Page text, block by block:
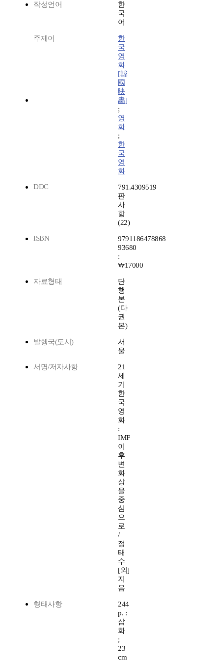
작성언어
한
국
어
주제어
한
국
영
화
[韓
國
映
畵]
;
영
화
;
한
국
영
화
DDC
791.4309519
판
사
항
(22)
ISBN
9791186478868
93680
:
₩17000
자료형태
단
행
본
(다
권
본)
발행국(도시)
서
울
서명/저자사항
21
세
기
한
국
영
화
:
IMF
이
후
변
화
상
을
중
심
으
로
/
정
태
수
[외]
지
음
형태사항
244
p. :
삽
화
;
23
cm